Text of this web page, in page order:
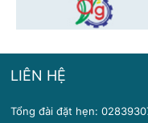
LIÊN HỆ
Tổng đài đặt hẹn: